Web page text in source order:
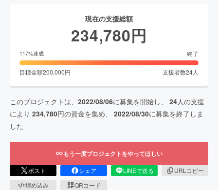
現在の支援総額
234,780円
117%達成 終了
目標金額200,000円 支援者数24人
このプロジェクトは、 2022/08/06に募集を開始し、 24人の支援
により 234,780円の資金を集め、 2022/08/30に募集を終了しま
した
もう一度プロジェクトをやってほしい
ポスト シェア LINEで送る
URLコピー
埋め込み
QRコード